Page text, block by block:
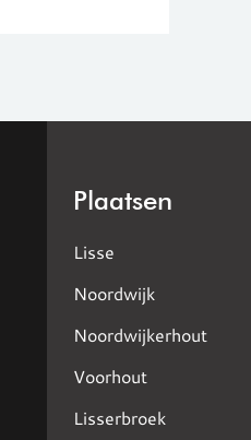
Plaatsen
Lisse
Noordwijk
Noordwijkerhout
Voorhout
Lisserbroek